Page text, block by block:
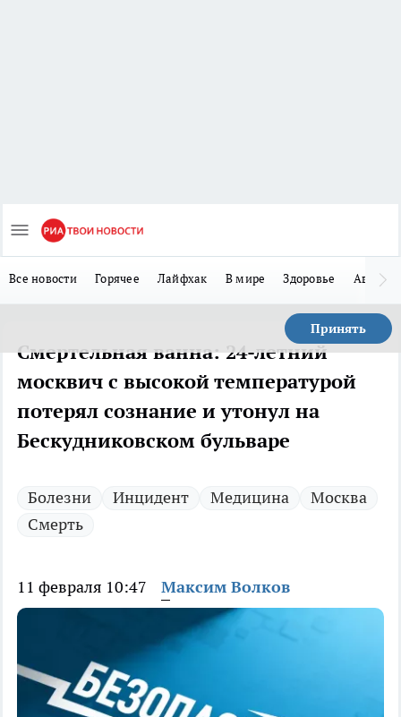
Все новости Горячее Лайфхак В мире Здоровье Авто
Принять
Смертельная ванна: 24-летний
москвич с высокой температурой
потерял сознание и утонул на
Бескудниковском бульваре
Болезни Инцидент Медицина
Москва
Смерть
11 февраля 10:47 Максим Волков